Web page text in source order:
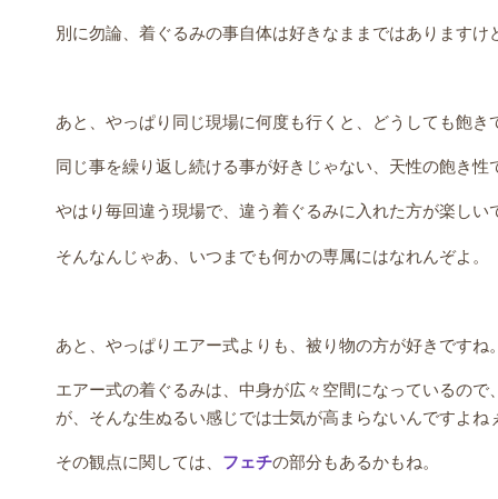
別に勿論、着ぐるみの事自体は好きなままではありますけ
あと、やっぱり同じ現場に何度も行くと、どうしても飽き
同じ事を繰り返し続ける事が好きじゃない、天性の飽き性
やはり毎回違う現場で、違う着ぐるみに入れた方が楽しい
そんなんじゃあ、いつまでも何かの専属にはなれんぞよ。
あと、やっぱりエアー式よりも、被り物の方が好きですね
エアー式の着ぐるみは、中身が広々空間になっているの
が、そんな生ぬるい感じでは士気が高まらないんですよね
その観点に関しては、 フェチの部分もあるかもね。